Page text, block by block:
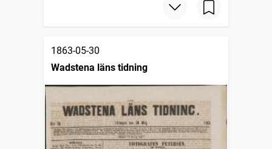
1863-05-30
Wadstena läns tidning